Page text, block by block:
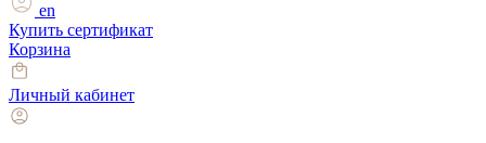
en
Купить сертификат
Корзина
Личный кабинет